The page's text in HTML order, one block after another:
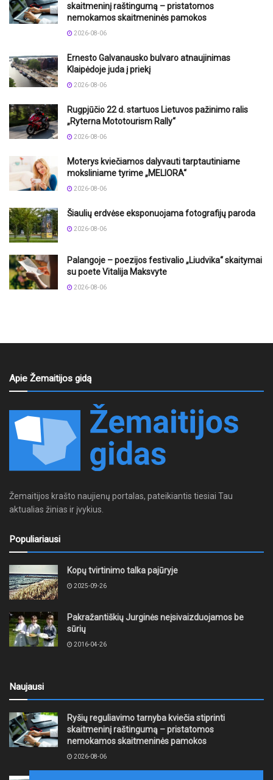
skaitmeninį raštingumą – pristatomos
nemokamos skaitmeninės pamokos
2026-08-06
Ernesto Galvanausko bulvaro atnaujinimas
Klaipėdoje juda į priekį
2026-08-06
Rugpjūčio 22 d. startuos Lietuvos pažinimo ralis
„Ryterna Mototourism Rally“
2026-08-06
Moterys kviečiamos dalyvauti tarptautiniame
moksliniame tyrime „MELIORA“
2026-08-06
Šiaulių erdvėse eksponuojama fotografijų paroda
2026-08-06
Palangoje – poezijos festivalio „Liudvika“ skaitymai
su poete Vitalija Maksvyte
2026-08-06
Apie Žemaitijos gidą
Žemaitijos krašto naujienų portalas, pateikiantis tiesiai Tau
aktualias žinias ir įvykius.
Populiariausi
Kopų tvirtinimo talka pajūryje
2025-09-26
Pakražantiškių Jurginės neįsivaizduojamos be
sūrių
2016-04-26
Naujausi
Ryšių reguliavimo tarnyba kviečia stiprinti
skaitmeninį raštingumą – pristatomos
nemokamos skaitmeninės pamokos
2026-08-06